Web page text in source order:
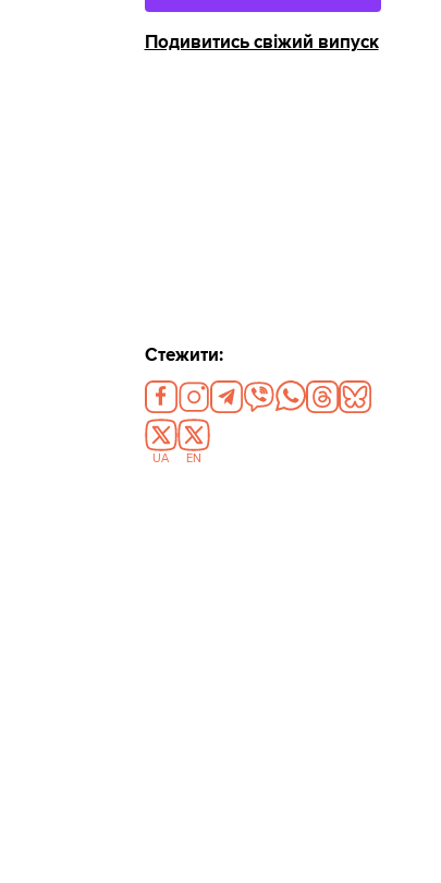
Подивитись свіжий випуск
Стежити:
UA EN